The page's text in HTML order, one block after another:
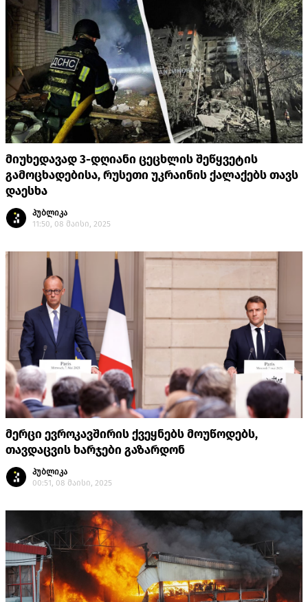
მიუხედავად 3-დღიანი ცეცხლის შეწყვეტის
გამოცხადებისა, რუსეთი უკრაინის ქალაქებს თავს
დაესხა
პუბლიკა
11:50, 08 მაისი, 2025
მერცი ევროკავშირის ქვეყნებს მოუწოდებს,
თავდაცვის ხარჯები გაზარდონ
პუბლიკა
00:51, 08 მაისი, 2025